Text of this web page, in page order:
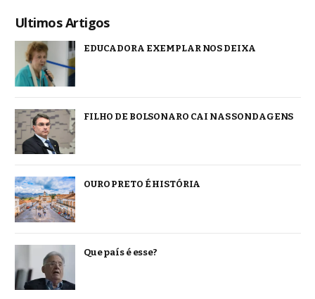
Ultimos Artigos
EDUCADORA EXEMPLAR NOS DEIXA
FILHO DE BOLSONARO CAI NAS SONDAGENS
OURO PRETO É HISTÓRIA
Que país é esse?